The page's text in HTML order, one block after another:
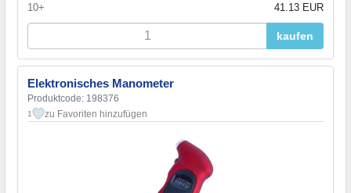
10+
41.13 EUR
kaufen
Elektronisches Manometer
Produktcode: 198376
1 zu Favoriten hinzufügen